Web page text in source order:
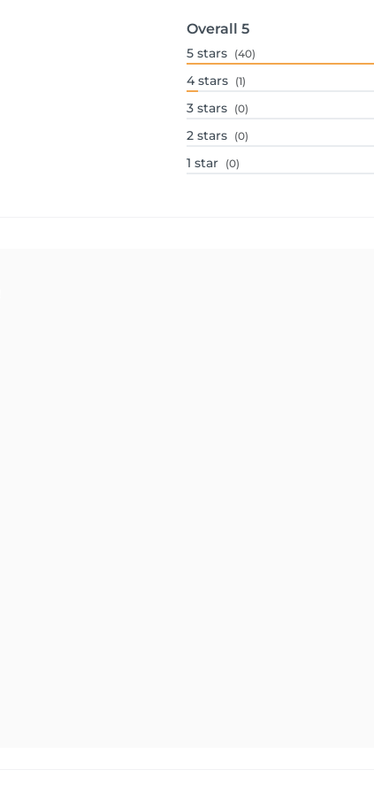
Overall 5
5 stars (40)
4 stars (1)
3 stars (0)
2 stars (0)
1 star (0)